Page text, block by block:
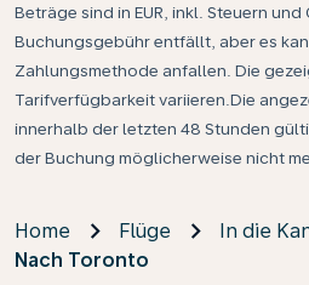
Beträge sind in EUR, inkl. Steuern und
Buchungsgebühr entfällt, aber es
Zahlungsmethode anfallen. Die
Tarifverfügbarkeit variieren.Die
innerhalb der letzten 48 Stunden
der Buchung möglicherweise nicht
Home Flüge
In die
Nach Toronto